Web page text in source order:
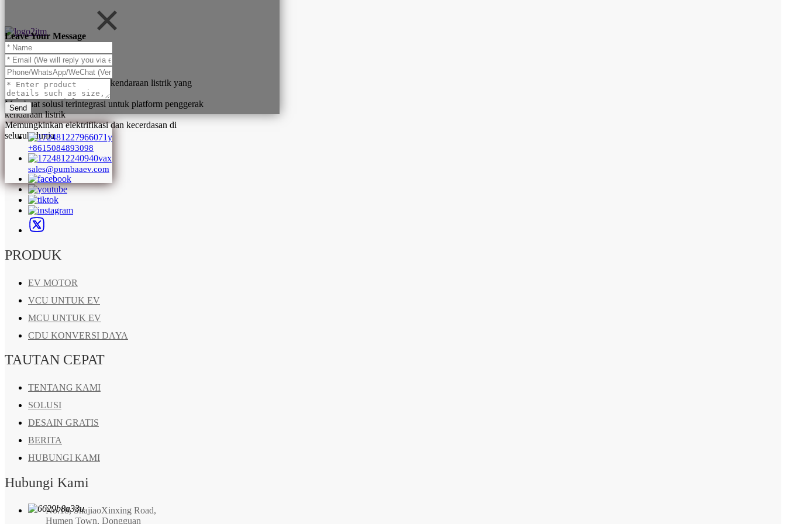
Leave Your Message
Send
+8615084893098
sales@pumbaaev.com
Teknologi sistem penggerak kendaraan listrik yang
terus menerus terkemuka
Membuat solusi terintegrasi untuk platform penggerak
kendaraan listrik
Memungkinkan elektrifikasi dan kecerdasan di
seluruh dunia
PRODUK
EV MOTOR
VCU UNTUK EV
MCU UNTUK EV
CDU KONVERSI DAYA
TAUTAN CEPAT
TENTANG KAMI
SOLUSI
DESAIN GRATIS
BERITA
HUBUNGI KAMI
Hubungi Kami
No.18, ShajiaoXinxing Road,
Humen Town, Dongguan